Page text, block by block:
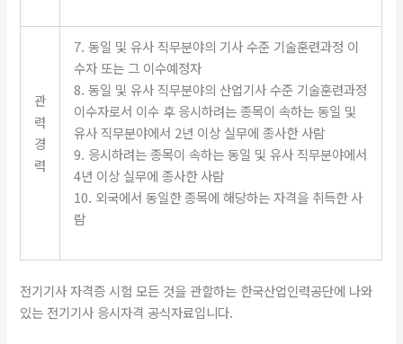
관
력
경
력
7. 동일 및 유사 직무분야의 기사 수준 기술훈련과정 이
수자 또는 그 이수예정자
8. 동일 및 유사 직무분야의 산업기사 수준 기술훈련과정
이수자로서 이수 후 응시하려는 종목이 속하는 동일 및
유사 직무분야에서 2년 이상 실무에 종사한 사람
9. 응시하려는 종목이 속하는 동일 및 유사 직무분야에서
4년 이상 실무에 종사한 사람
10. 외국에서 동일한 종목에 해당하는 자격을 취득한 사
람
전기기사 자격증 시험 모든 것을 관할하는 한국산업인력공단에 나와
있는 전기기사 응시자격 공식자료입니다.